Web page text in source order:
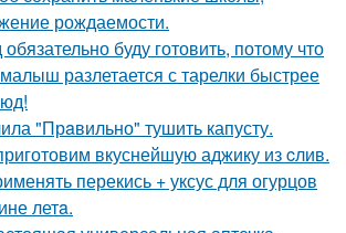
рождаемости.
буду готовить, потому что
разлетается с тарелки быстрее
"Прaвильно" тушить капусту.
вкуснейшую аджику из cлив.
перекись + уксус для огурцов
летa.